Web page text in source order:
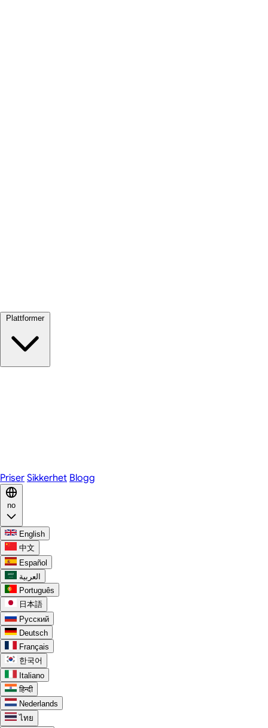
Plattformer
Priser Sikkerhet Blogg
no
English
中文
Español
العربية
Português
日本語
Русский
Deutsch
Français
한국어
Italiano
हिन्दी
Nederlands
ไทย